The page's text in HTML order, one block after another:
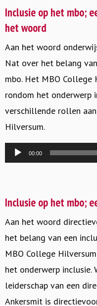
Inclusie op het mbo;
het woord
Aan het woord
Nat over het belang
mbo. Het MBO
rondom het onderwerp
verschillende rollen
Hilversum.
Audiospeler
00:00
Inclusie op het mbo;
Aan het woord
het belang van een
MBO College
het onderwerp inclusie.
leiderschap van een
Ankersmit is